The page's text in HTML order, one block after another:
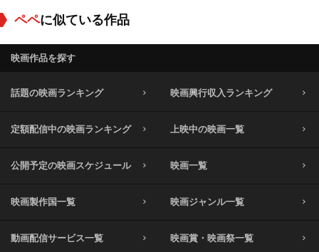
ペペに似ている作品
映画作品を探す
話題の映画ランキング 映画興行収入ランキング
定額配信中の映画ランキング 上映中の映画一覧
公開予定の映画スケジュール 映画一覧
映画製作国一覧 映画ジャンル一覧
動画配信サービス一覧 映画賞・映画祭一覧